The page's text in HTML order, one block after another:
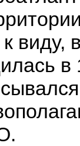
виду,
в